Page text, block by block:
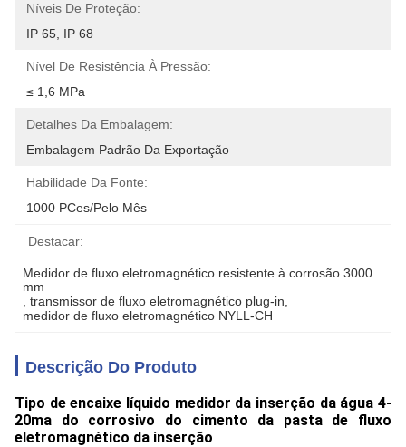
Níveis De Proteção:
IP 65, IP 68
Nível De Resistência À Pressão:
≤ 1,6 MPa
Detalhes Da Embalagem:
Embalagem Padrão Da Exportação
Habilidade Da Fonte:
1000 PCes/pelo Mês
Destacar:
Medidor de fluxo eletromagnético resistente à corrosão 3000
mm
transmissor de fluxo eletromagnético plug-in
medidor de fluxo eletromagnético NYLL-CH
Descrição Do Produto
Tipo de encaixe líquido medidor da inserção da água 4-
20ma do corrosivo do cimento da pasta de fluxo
eletromagnético da inserção